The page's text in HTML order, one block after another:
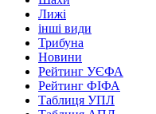
Лижі
інші види
Трибуна
Новини
Рейтинг УЄФА
Рейтинг ФІФА
Таблиця УПЛ